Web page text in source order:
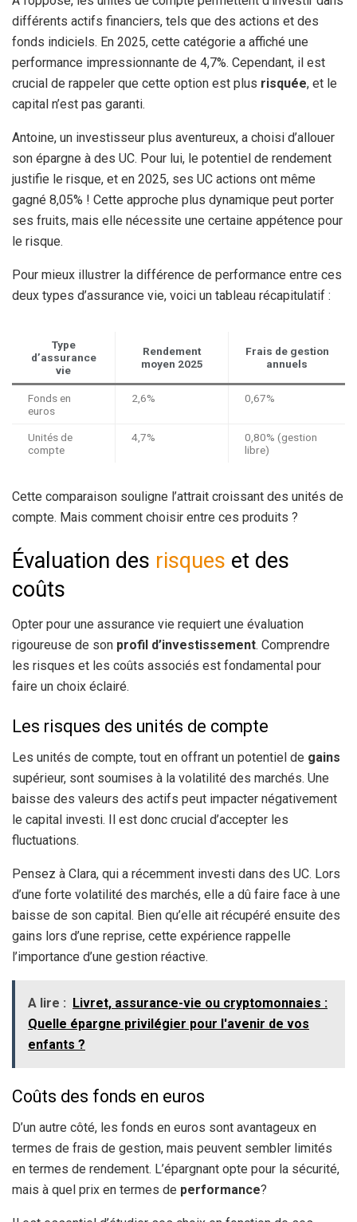
différents actifs financiers, tels que des actions et des
fonds indiciels. En 2025, cette catégorie a affiché une
performance impressionnante de 4,7%. Cependant, il est
crucial de rappeler que cette option est plus risquée, et le
capital n’est pas garanti.
Antoine, un investisseur plus aventureux, a choisi d’allouer
son épargne à des UC. Pour lui, le potentiel de rendement
justifie le risque, et en 2025, ses UC actions ont même
gagné 8,05% ! Cette approche plus dynamique peut porter
ses fruits, mais elle nécessite une certaine appétence pour
le risque.
Pour mieux illustrer la différence de performance entre ces
deux types d’assurance vie, voici un tableau récapitulatif :
Type
d’assurance
vie
Rendement
moyen 2025
Frais de gestion
annuels
Fonds en
euros
2,6% 0,67%
Unités de
compte
4,7%
0,80% (gestion
libre)
Cette comparaison souligne l’attrait croissant des unités de
compte. Mais comment choisir entre ces produits ?
Évaluation des risques et des
coûts
Opter pour une assurance vie requiert une évaluation
rigoureuse de son profil d’investissement. Comprendre
les risques et les coûts associés est fondamental pour
faire un choix éclairé.
Les risques des unités de compte
Les unités de compte, tout en offrant un potentiel de gains
supérieur, sont soumises à la volatilité des marchés. Une
baisse des valeurs des actifs peut impacter négativement
le capital investi. Il est donc crucial d’accepter les
fluctuations.
Pensez à Clara, qui a récemment investi dans des UC. Lors
d’une forte volatilité des marchés, elle a dû faire face à une
baisse de son capital. Bien qu’elle ait récupéré ensuite des
gains lors d’une reprise, cette expérience rappelle
l’importance d’une gestion réactive.
A lire : Livret, assurance-vie ou cryptomonnaies :
Quelle épargne privilégier pour l'avenir de vos
enfants ?
Coûts des fonds en euros
D’un autre côté, les fonds en euros sont avantageux en
termes de frais de gestion, mais peuvent sembler limités
en termes de rendement. L’épargnant opte pour la sécurité,
mais à quel prix en termes de performance?